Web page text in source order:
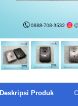
Deskripsi Produk